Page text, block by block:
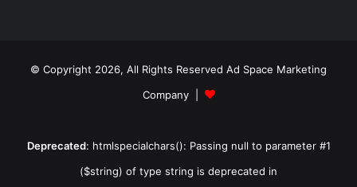
© Copyright 2026, All Rights Reserved Ad Space Marketing
Company |
Deprecated: htmlspecialchars(): Passing null to parameter #1
($string) of type string is deprecated in